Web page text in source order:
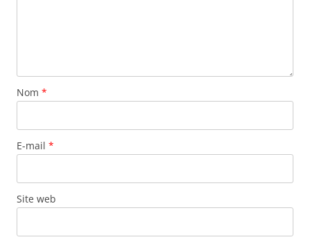
Nom *
E-mail *
Site web